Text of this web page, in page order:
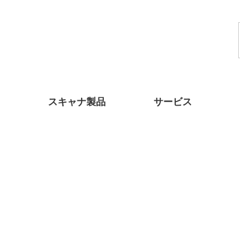
スキャナ製品 サービス